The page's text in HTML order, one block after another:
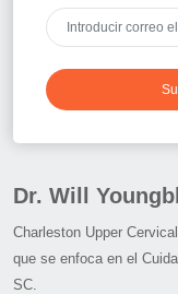
Dr. Will
Charleston Upper
que se enfoca en el
SC.